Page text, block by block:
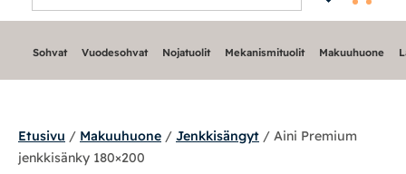
Sohvat Vuodesohvat Nojatuolit Mekanismituolit Makuuhuone
Etusivu / Makuuhuone / Jenkkisängyt / Aini Premium
jenkkisänky 180×200